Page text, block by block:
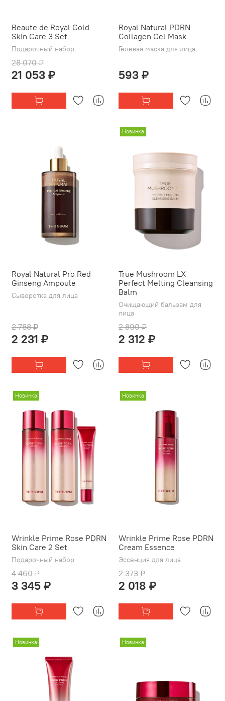
Beaute de Royal Gold
Skin Care 3 Set
Подарочный набор
28 070 ₽
21 053 ₽
Royal Natural PDRN
Collagen Gel Mask
Гелевая маска для лица
593 ₽
Royal Natural Pro Red
Ginseng Ampoule
Сыворотка для лица
2 788 ₽
2 231 ₽
Новинка
True Mushroom LX
Perfect Melting Cleansing
Balm
Очищающий бальзам для
лица
2 890 ₽
2 312 ₽
Новинка
Wrinkle Prime Rose PDRN
Skin Care 2 Set
Подарочный набор
4 460 ₽
3 345 ₽
Новинка
Wrinkle Prime Rose PDRN
Cream Essence
Эссенция для лица
2 373 ₽
2 018 ₽
Новинка Новинка